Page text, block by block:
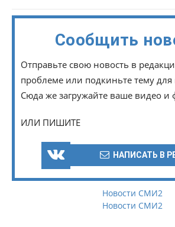
Сообщить
Отправьте свою новость в
проблеме или подкиньте тему
Сюда же загружайте ваше видео и
ИЛИ ПИШИТЕ
НАПИСАТЬ В
Новости СМИ2
Новости СМИ2